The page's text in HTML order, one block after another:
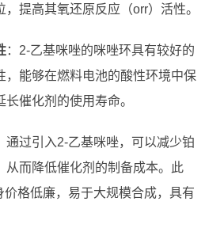
提高其氧还原反应（orr）活性。
：2-乙基咪唑的咪唑环具有较好的
，能够在燃料电池的酸性环境中保
催化剂的使用寿命。
通过引入2-乙基咪唑，可以减少铂
从而降低催化剂的制备成本。此
格低廉，易于大规模合成，具有